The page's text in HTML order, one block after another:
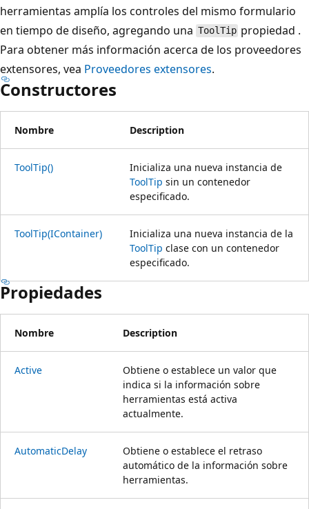
herramientas amplía los controles del mismo formulario
en tiempo de diseño, agregando una ToolTip propiedad .
Para obtener más información acerca de los proveedores
extensores, vea Proveedores extensores.
Constructores
Nombre Description
ToolTip()
Inicializa una nueva instancia de
ToolTip sin un contenedor
especificado.
ToolTip(IContainer)
Inicializa una nueva instancia de la
ToolTip clase con un contenedor
especificado.
Propiedades
Nombre Description
Active
Obtiene o establece un valor que
indica si la información sobre
herramientas está activa
actualmente.
AutomaticDelay
Obtiene o establece el retraso
automático de la información sobre
herramientas.